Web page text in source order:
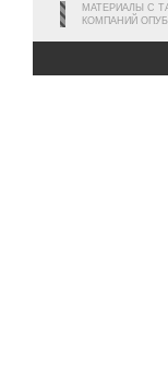
МАТЕРИАЛЫ С
КОМПАНИЙ